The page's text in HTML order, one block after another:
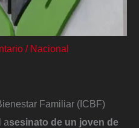
/ Nacional
Familiar (ICBF)
asesinato de un joven de